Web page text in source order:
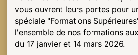
vous ouvrent leurs portes pour
spéciale "Formations
l'ensemble de nos formations
du 17 janvier et 14 mars 2026.